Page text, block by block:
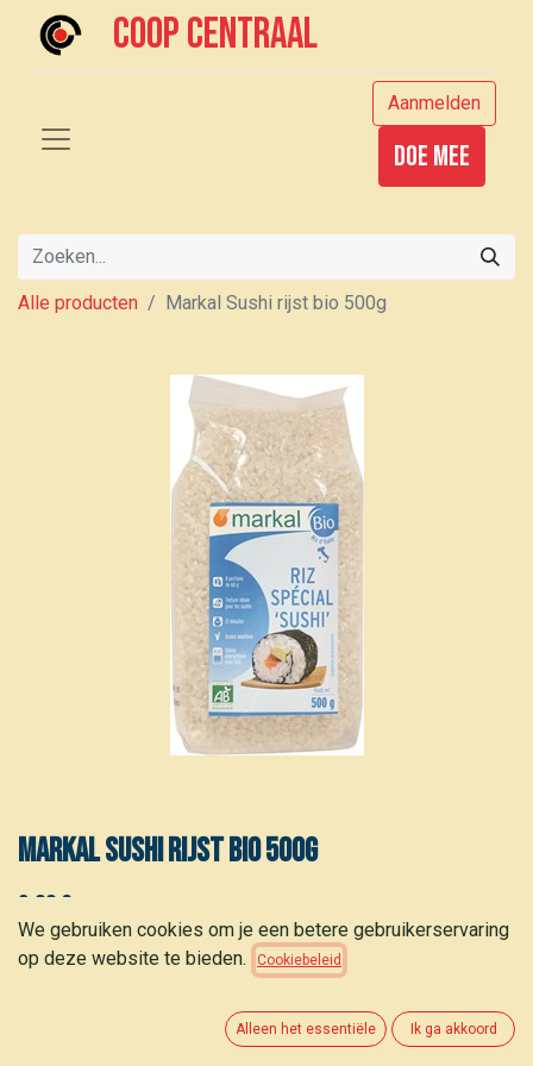
Coop centraal
Aanmelden
Doe mee
Alle producten Markal Sushi rijst bio 500g
Markal Sushi rijst bio 500g
3,80 €
TOEVOEGEN AAN WINKELMANDJE
We gebruiken cookies om je een betere gebruikerservaring
op deze website te bieden.
Cookiebeleid
Alleen het essentiële Ik ga akkoord